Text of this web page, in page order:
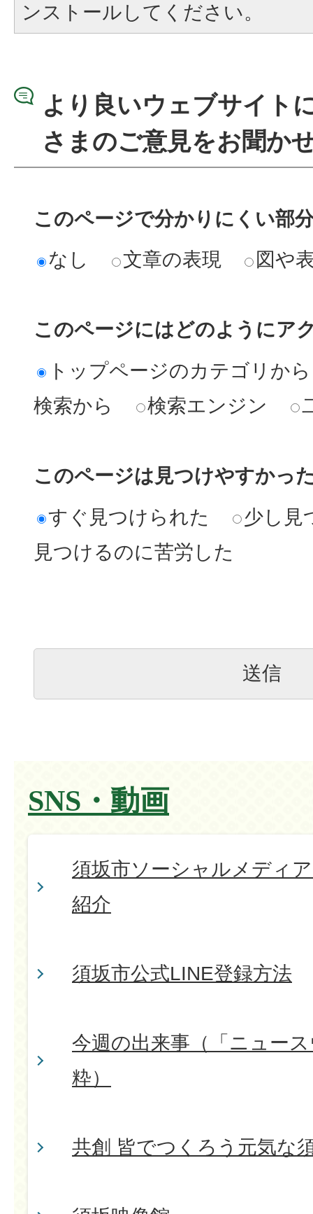
ンストールしてください。
より良いウェブサイト
さまのご意見をお聞か
このページで分かりにくい部
なし
文章の表現 図や
このページにはどのようにア
トップページのカテゴリから
検索から
検索エンジン
このページは見つけやすかっ
すぐ見つけられた
少し見
見つけるのに苦労した
SNS・動画
須坂市ソーシャルメディ
紹介
須坂市公式LINE登録方法
今週の出来事（「ニュー
粋）
共創 皆でつくろう元気な